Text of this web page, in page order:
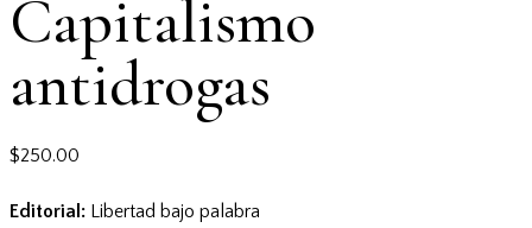
Capitalismo
antidrogas
$250.00
Editorial: Libertad bajo palabra